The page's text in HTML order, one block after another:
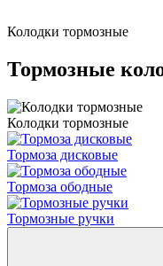
Колодки тормозные
Тормозные
Колодки тормозные
Тормоза дисковые
Тормоза ободные
Тормозные ручки